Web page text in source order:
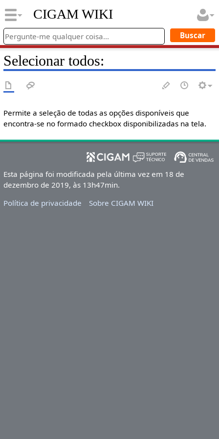
CIGAM WIKI
Selecionar todos:
Permite a seleção de todas as opções disponíveis que
encontra-se no formado checkbox disponibilizadas na tela.
Esta página foi modificada pela última vez em 18 de
dezembro de 2019, às 13h47min.
Política de privacidade
Sobre CIGAM WIKI